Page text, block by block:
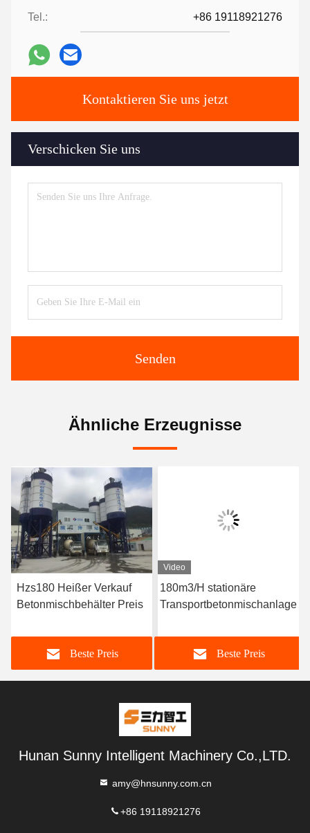
Tel.: +86 19118921276
Kontaktieren Sie uns jetzt
Verschicken Sie uns
Senden
Ähnliche Erzeugnisse
Hzs180 Heißer Verkauf
Betonmischbehälter Preis
Beste Preis
Video
180m3/H stationäre
Transportbetonmischanlage
Beste Preis
Hunan Sunny Intelligent Machinery Co.,LTD.
amy@hnsunny.com.cn
+86 19118921276